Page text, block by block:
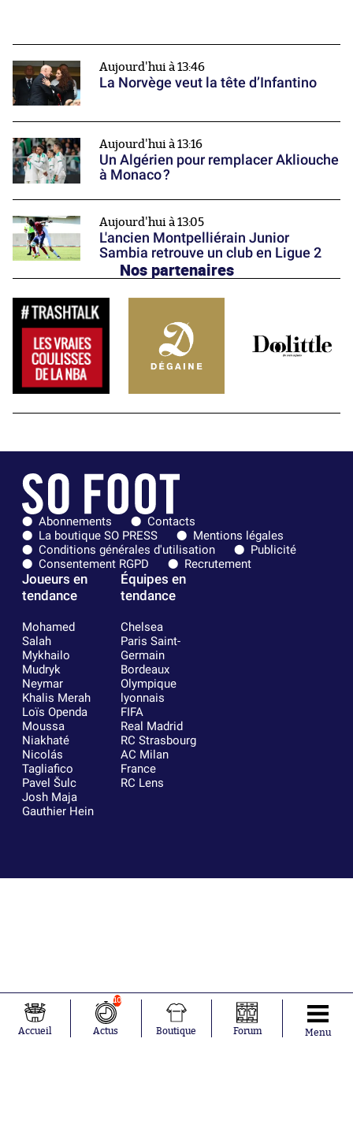
Aujourd'hui à 13:46
La Norvège veut la tête d’Infantino
Aujourd'hui à 13:16
Un Algérien pour remplacer Akliouche
à Monaco ?
Aujourd'hui à 13:05
L'ancien Montpelliérain Junior
Sambia retrouve un club en Ligue 2
Nos partenaires
Abonnements
Contacts
La boutique SO PRESS
Mentions légales
Conditions générales d'utilisation
Publicité
Consentement RGPD
Recrutement
Joueurs en
tendance
Mohamed
Salah
Mykhailo
Mudryk
Neymar
Khalis Merah
Loïs Openda
Moussa
Niakhaté
Nicolás
Tagliafico
Pavel Šulc
Josh Maja
Gauthier Hein
Équipes en
tendance
Chelsea
Paris Saint-
Germain
Bordeaux
Olympique
lyonnais
FIFA
Real Madrid
RC Strasbourg
AC Milan
France
RC Lens
Accueil
10
Actus Boutique Forum Menu